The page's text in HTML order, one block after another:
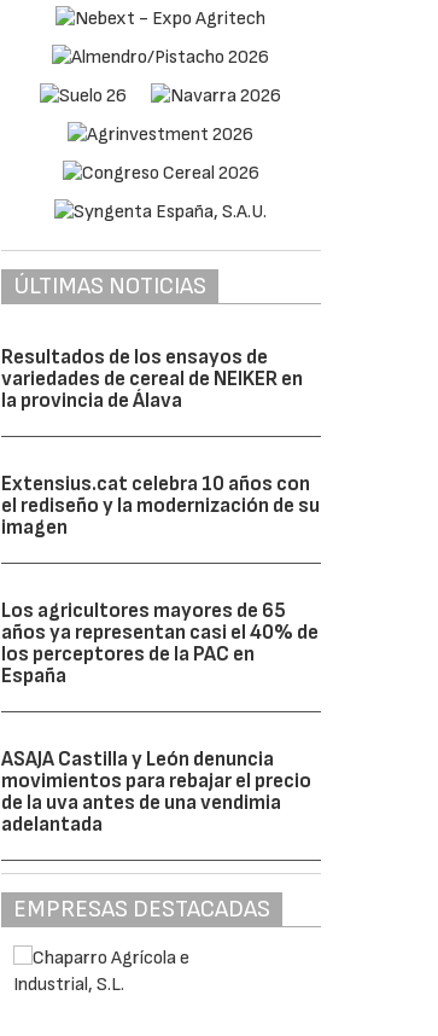
ÚLTIMAS NOTICIAS
Resultados de los ensayos de
variedades de cereal de NEIKER en
la provincia de Álava
Extensius.cat celebra 10 años con
el rediseño y la modernización de su
imagen
Los agricultores mayores de 65
años ya representan casi el 40% de
los perceptores de la PAC en
España
ASAJA Castilla y León denuncia
movimientos para rebajar el precio
de la uva antes de una vendimia
adelantada
EMPRESAS DESTACADAS